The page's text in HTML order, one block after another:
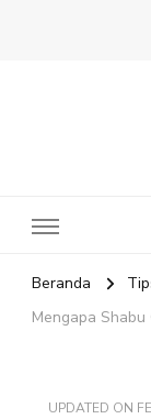
Beranda
Mengapa
UPDATED ON